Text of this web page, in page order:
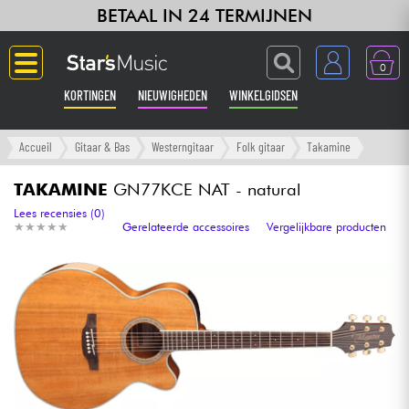
BETAAL IN 24 TERMIJNEN
0
KORTINGEN NIEUWIGHEDEN WINKELGIDSEN
Langue
Gitaar & Bas
Versterker & Effecten
Toetsenbord & Piano
Synths & samplers
Home-studio
Accueil Gitaar & Bas Westerngitaar Folk gitaar Takamine
TAKAMINE GN77KCE NAT - natural
★ ★ ★ ★ ★
★ ★ ★ ★ ★
Lees recensies (0)
Gerelateerde accessoires
Vergelijkbare producten